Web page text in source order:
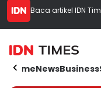
Baca artikel IDN
HomeNewsBusiness